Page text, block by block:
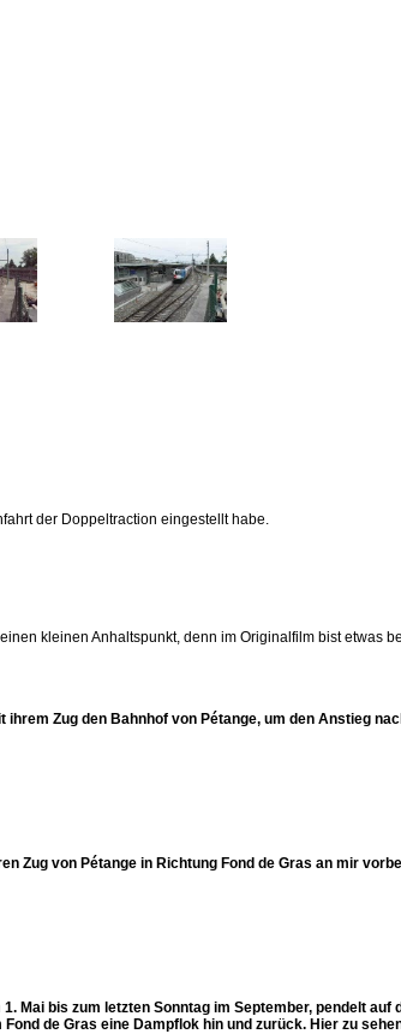
der Doppeltraction eingestellt habe.
kleinen Anhaltspunkt, denn im Originalfilm bist etwas
Zug den Bahnhof von Pétange, um den Anstieg
Zug von Pétange in Richtung Fond de Gras an mir
Mai bis zum letzten Sonntag im September, pendelt auf
de Gras eine Dampflok hin und zurück. Hier zu